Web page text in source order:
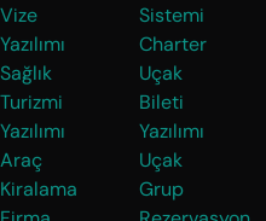
Vize
Yazılımı
Sağlık
Turizmi
Yazılımı
Araç
Kiralama
Sistemi
Charter
Uçak
Bileti
Yazılımı
Uçak
Grup